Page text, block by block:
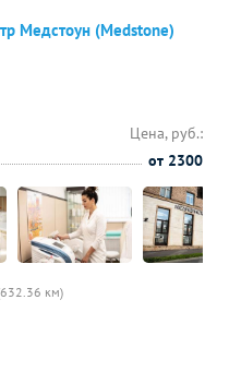
Медстоун (Medstone)
км)
Цена, руб.:
от 2300